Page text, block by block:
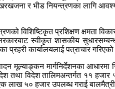
र भीड नियन्त्रणका लागि
प्रशिक्षण क्षमता
स्वीकृत शासकीय
कार्यालयलाई पत्राचार
मूल्याङ्कन मार्गनिर्देशनका
विदेश तालिमअन्तर्गत ११ हजार
लाख ५० हजार उपलब्ध गराई